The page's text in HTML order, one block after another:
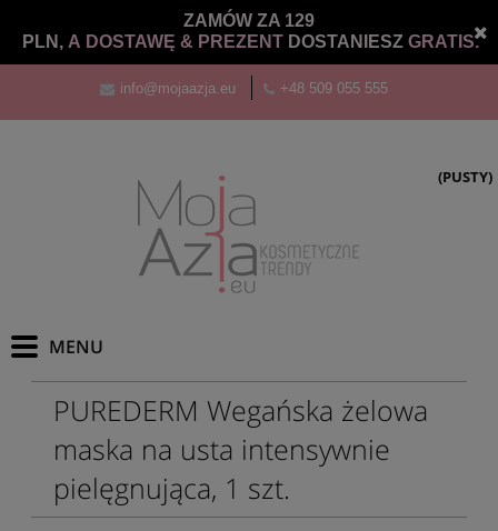
ZAMÓW ZA 129
PLN, A DOSTAWĘ & PREZENT DOSTANIESZ GRATIS.
info@mojaazja.eu +48 509 055 555
(PUSTY)
PUREDERM Wegańska żelowa
maska na usta intensywnie
pielęgnująca, 1 szt.